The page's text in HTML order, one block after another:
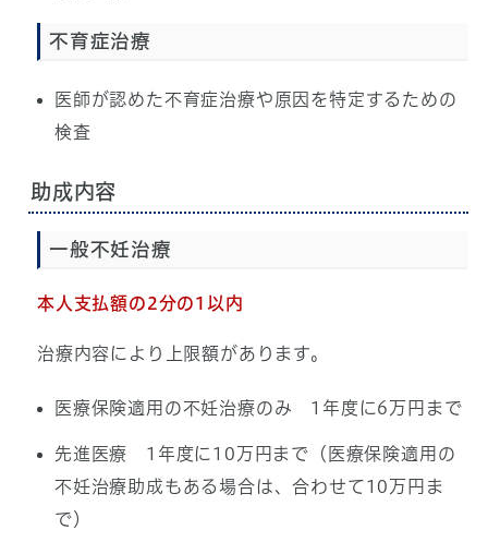
不育症治療
医師が認めた不育症治療や原因を特定するための
検査
助成内容
一般不妊治療
本人支払額の2分の1以内
治療内容により上限額があります。
医療保険適用の不妊治療のみ 1年度に6万円まで
先進医療 1年度に10万円まで（医療保険適用の
不妊治療助成もある場合は、合わせて10万円ま
で）